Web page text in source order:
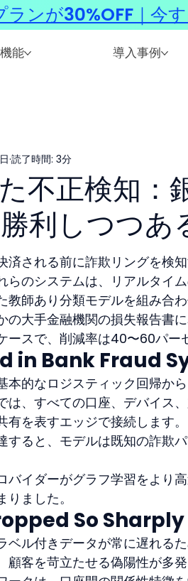
能 導入事例
不正検知：
利しつつあ
読了時間: 3分
済される前に詐欺リングを検
らのシステムは、リアルタイ
師あり分類モデルを組み合わ
の大手金融機関の損失報告書
ースで、削減率は40〜60パー
in Bank Fraud
本的なロジスティック回帰か
は、すべての口座、デバイス
を表すエッジで接続します。
すると、モデルは既知の詐欺
バイダーがグラフ学習をより
ました。
So Sharply
ベル付きデータが常に遅れる
客を苛立たせる偽陽性が多発
ンが30%OFF｜今